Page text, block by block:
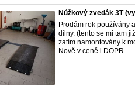
Nůžkový zvedák 3T
Prodám rok používány
dílny. (tento se mi tam
zatím namontovány k
Nově v ceně i DOPR ...